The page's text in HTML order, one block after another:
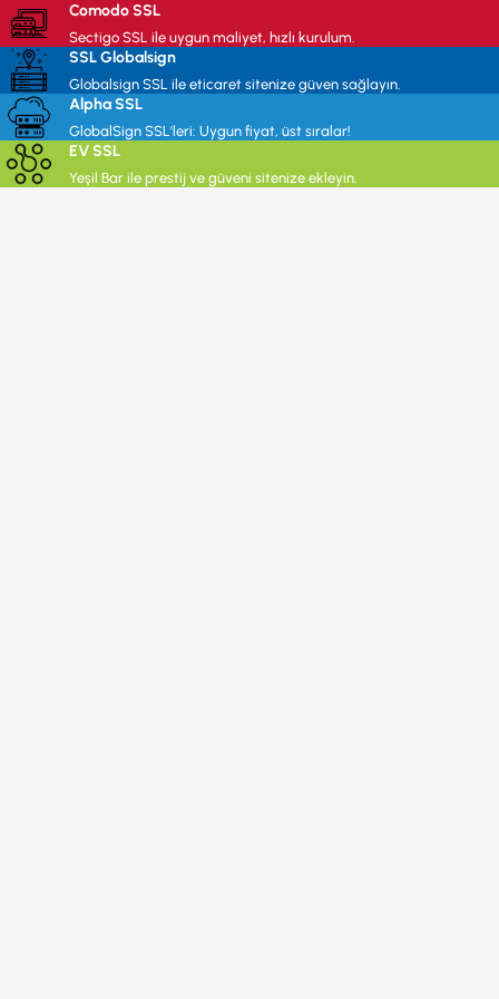
Comodo SSL
Sectigo SSL ile uygun maliyet, hızlı kurulum.
SSL Globalsign
Globalsign SSL ile eticaret sitenize güven sağlayın.
Alpha SSL
GlobalSign SSL'leri: Uygun fiyat, üst sıralar!
EV SSL
Yeşil Bar ile prestij ve güveni sitenize ekleyin.